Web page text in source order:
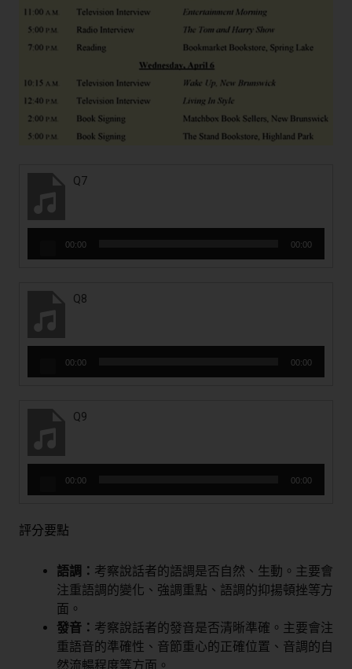
Q7
00:00 00:00
Q8
00:00 00:00
Q9
器
00:00 00:00
評分要點
語調： 考察說話者的語調是否自然、生動。主要會
注重語調的變化、強調重點、語調的抑揚頓挫等方
面。
發音： 考察說話者的發音是否清晰準確。主要會注
重語音的準確性、音節重心的正確位置、音調的自
然流暢程度等方面。